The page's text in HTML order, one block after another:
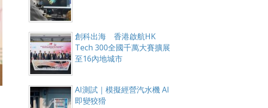
創科出海 香港啟航HK
Tech 300全國千萬大賽擴展
至16內地城市
AI測試｜模擬經營汽水機 AI
即變狡猾